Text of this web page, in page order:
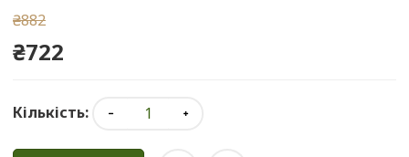
₴882
₴722
Кількість: